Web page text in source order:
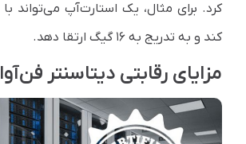
کند و به تدریج به ۱۶ گیگ ارتقا دهد.
مزایای رقابتی دیتاسنتر فن‌آوا